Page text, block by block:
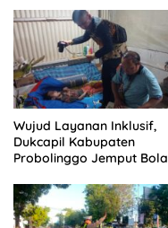
Wujud Layanan Inklusif,
Dukcapil Kabupaten
Probolinggo Jemput Bola
Disabilitas di Dringu